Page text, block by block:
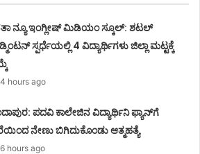
ನ್ಯೂ ಇಂಗ್ಲೀಷ್ ಮಿಡಿಯಂ ಸ್ಕೂಲ್: ಶಟಲ್
ಸ್ಪರ್ಧೆಯಲ್ಲಿ 4 ವಿದ್ಯಾರ್ಥಿಗಳು ಜಿಲ್ಲಾ ಮಟ್ಟಕ್ಕೆ
hours ago
ಪದವಿ ಕಾಲೇಜಿನ ವಿದ್ಯಾರ್ಥಿನಿ ಫ್ಯಾನ್‌ಗೆ
ನೇಣು ಬಿಗಿದುಕೊಂಡು ಆತ್ಮಹತ್ಯೆ
hours ago